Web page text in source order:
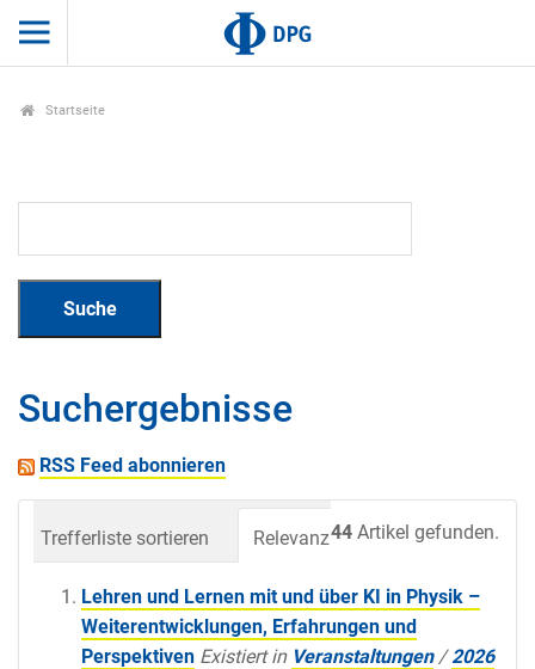
Startseite
Suchergebnisse
RSS Feed abonnieren
44 Artikel gefunden.
Trefferliste sortieren Relevanz Datum
Lehren und Lernen mit und über KI in Physik –
Weiterentwicklungen, Erfahrungen und
Perspektiven Existiert in Veranstaltungen /2026